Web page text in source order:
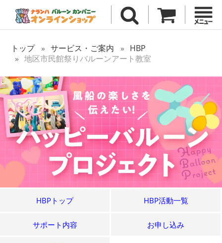
トップ サービス・ご案内
HBP
地区市民館祭りバルーンアート教室
HBPトップ HBP活動一覧
サポート内容 お申し込み